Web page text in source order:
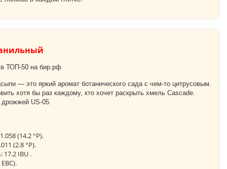
в ТОП-50 на бир.рф
— это яркий аромат ботанического сада с чем-то цитрусовым.
хотя бы раз каждому, кто хочет раскрыть хмель Cascade.
дрожжей US-05.
(14.2 °P).
(2.8 °P).
17.2 IBU .